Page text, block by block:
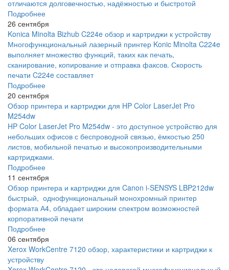
отличаются долговечностью, надёжностью и быстротой
Подробнее
26 сентября
Konica Minolta Bizhub C224e обзор и картриджи к устройству
Многофункциональный лазерный принтер Konic Minolta C224e
выполняет множество функций, таких как печать,
сканирование, копирование и отправка факсов. Скорость
печати C224e составляет
Подробнее
20 сентября
Обзор принтера и картриджи для HP Color LaserJet Pro
M254dw
HP Color LaserJet Pro M254dw - это доступное устройство для
небольших офисов с беспроводной связью, ёмкостью 250
листов, мобильной печатью и высокопроизводительными
картриджами.
Подробнее
11 сентября
Обзор принтера и картриджи для Canon i-SENSYS LBP212dw
быстрый, однофункциональный монохромный принтер
формата А4, обладает широким спектром возможностей
корпоративной печати
Подробнее
06 сентября
Xerox WorkCentre 7120 обзор, характеристики и картриджи к
устройству